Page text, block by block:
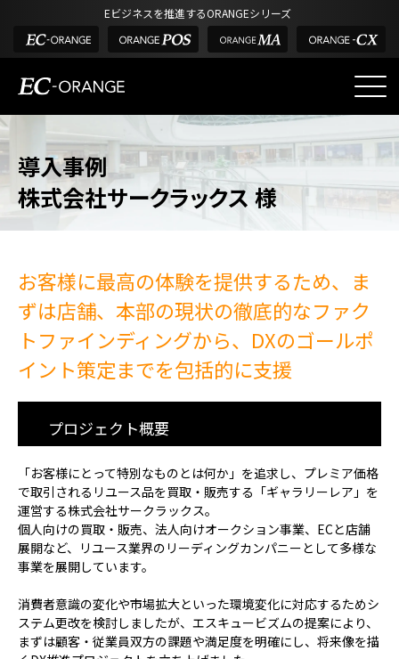
Eビジネスを推進するORANGEシリーズ
EC-ORANGEの強み
選ばれる理由
ECサイトのリプレイス
機能一覧
外部サービス連携
インフラ環境・サポート
製品
ショッピングモール型 EC
マルチテナント、マルチブランドなど
通販受注対応
ECと通販の連動を可能に
導入事例
株式会社サークラックス 様
お客様に最高の体験を提供するため、 ま
ずは店舗、本部の現状の徹底的なファク
トファインディングから、 DXのゴールポ
イント策定までを包括的に支援
プロジェクト概要
「お客様にとって特別なものとは何か」を追求し、プレミア価格
で取引されるリユース品を買取・販売する「ギャラリーレア」を
運営する株式会社サークラックス。
個人向けの買取・販売、法人向けオークション事業、ECと店舗
展開など、リユース業界のリーディングカンパニーとして多様な
事業を展開しています。
消費者意識の変化や市場拡大といった環境変化に対応するためシ
ステム更改を検討しましたが、エスキュービズムの提案により、
まずは顧客・従業員双方の課題や満足度を明確にし、将来像を描